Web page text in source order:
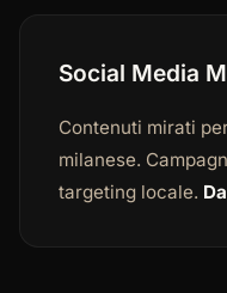
Social Media
Contenuti mirati
milanese.
targeting locale.